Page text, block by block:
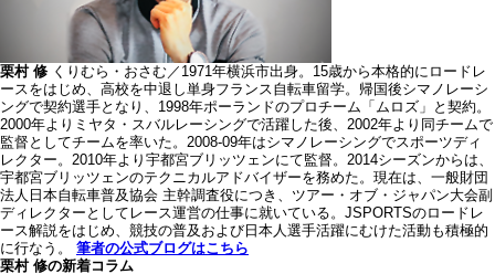
栗村 修 くりむら・おさむ／1971年横浜市出身。15歳から本格的にロードレ
ースをはじめ、高校を中退し単身フランス自転車留学。帰国後シマノレーシ
ングで契約選手となり、1998年ポーランドのプロチーム「ムロズ」と契約。
2000年よりミヤタ・スバルレーシングで活躍した後、2002年より同チームで
監督としてチームを率いた。2008-09年はシマノレーシングでスポーツディ
レクター。2010年より宇都宮ブリッツェンにて監督。2014シーズンからは、
宇都宮ブリッツェンのテクニカルアドバイザーを務めた。現在は、一般財団
法人日本自転車普及協会 主幹調査役につき、ツアー・オブ・ジャパン大会副
ディレクターとしてレース運営の仕事に就いている。JSPORTSのロードレ
ース解説をはじめ、競技の普及および日本人選手活躍にむけた活動も積極的
に行なう。 筆者の公式ブログはこちら
栗村 修の新着コラム